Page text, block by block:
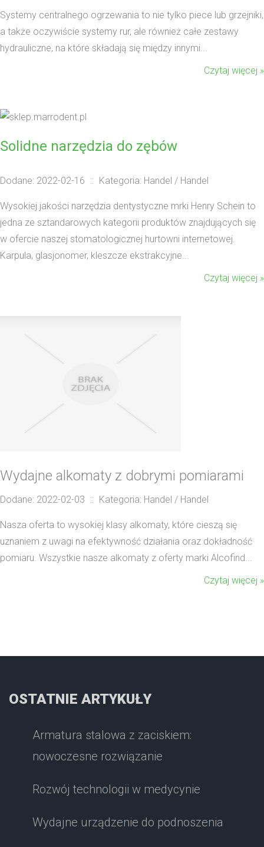
Systemy centralnego ogrzewania to nie tylko piece lub grzejniki,
a także oczywiście systemy rur, ale również całe zestawy
hydrauliczne, na które składają się między innymi...
Czytaj więcej »
Solidne narzędzia do zębów
Dodane: 2022-02-16 :: Kategoria: Handel / Handel
Wysokiej jakości narzędzia dentystyczne mrki Henry Schein to
jedna ze sztandarowych kategorii produktów znajdujących się
w ofercie naszej stomatologicznej hurtowni internetowej.
Karpula, glasjonomer, kleszcze ekstrakcyjne...
Czytaj więcej »
Wydajne alkomaty z dobrymi pomiarami
Dodane: 2022-02-03 :: Kategoria: Handel / Handel
Nasza oferta to wysokiej klasy alkomaty, które cieszą się
uznaniem z uwagi na efektywność działania oraz dokładność
pomiaru. Wszystkie nasze alkomaty z oferty marki Alcofind...
Czytaj więcej »
OSTATNIE ARTYKUŁY
Armatura stalowa z zaciskiem:
nowoczesne rozwiązanie
Rozwój technologii w medycynie
Wydajne urządzenie do podnoszenia